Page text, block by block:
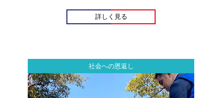
詳しく見る
社会への恩返し